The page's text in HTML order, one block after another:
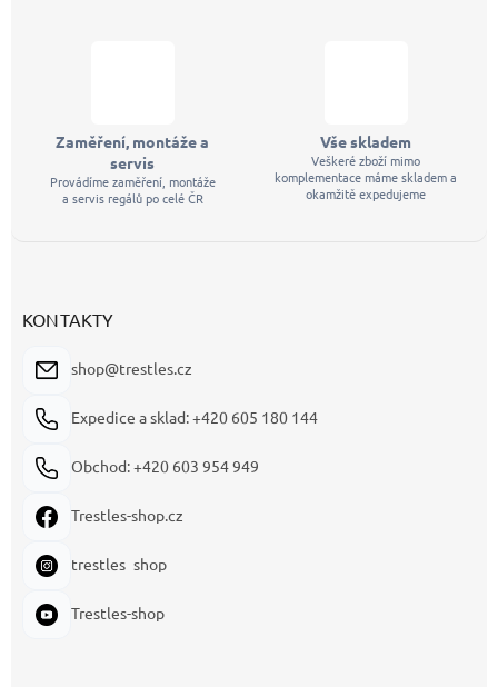
Zaměření, montáže a
servis
Provádíme zaměření, montáže
a servis regálů po celé ČR
Vše skladem
Veškeré zboží mimo
komplementace máme skladem a
okamžitě expedujeme
KONTAKTY
shop@trestles.cz
Expedice a sklad: +420 605 180 144
Obchod: +420 603 954 949
Trestles-shop.cz
trestles_shop
Trestles-shop